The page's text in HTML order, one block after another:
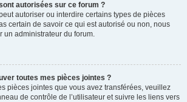
autorisées sur ce forum ?
autoriser ou interdire certains types de pièces
certain de savoir ce qui est autorisé ou non, nous
un administrateur du forum.
toutes mes pièces jointes ?
pièces jointes que vous avez transférées, veuillez
de contrôle de l’utilisateur et suivre les liens vers